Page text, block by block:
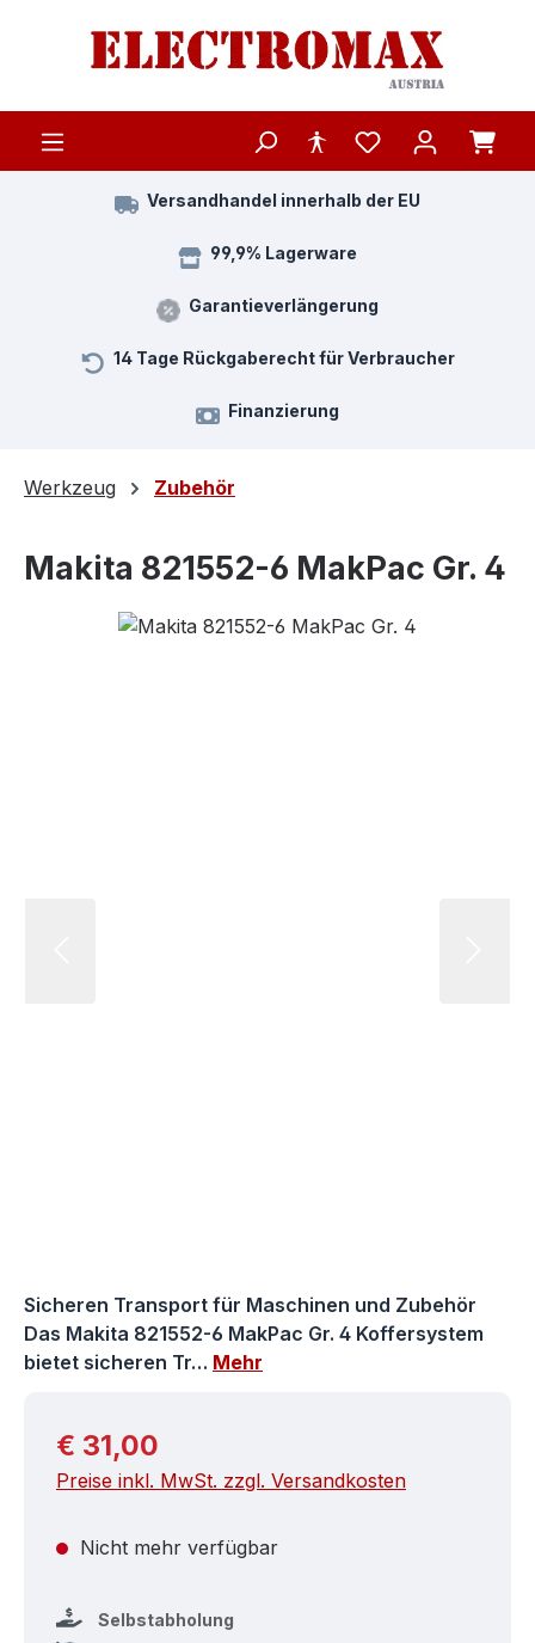
Zum Hauptinhalt springen
Versandhandel innerhalb der EU
99,9% Lagerware
Garantieverlängerung
14 Tage Rückgaberecht für Verbraucher
Finanzierung
Werkzeug Zubehör
Makita 821552-6 MakPac Gr. 4
Bildergalerie überspringen
Sicheren Transport für Maschinen und Zubehör
Das Makita 821552-6 MakPac Gr. 4 Koffersystem
bietet sicheren Tr… Mehr
Regulärer Preis:
€ 31,00
Preise inkl. MwSt. zzgl. Versandkosten
Nicht mehr verfügbar
Selbstabholung